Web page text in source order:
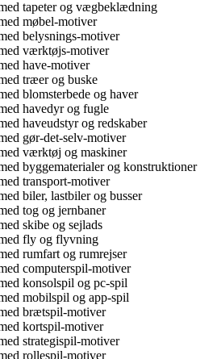
tapeter og vægbeklædning
møbel-motiver
belysnings-motiver
værktøjs-motiver
have-motiver
træer og buske
blomsterbede og haver
havedyr og fugle
haveudstyr og redskaber
gør-det-selv-motiver
værktøj og maskiner
byggematerialer og konstruktioner
transport-motiver
biler, lastbiler og busser
tog og jernbaner
skibe og sejlads
fly og flyvning
rumfart og rumrejser
computerspil-motiver
konsolspil og pc-spil
mobilspil og app-spil
brætspil-motiver
kortspil-motiver
strategispil-motiver
rollespil-motiver